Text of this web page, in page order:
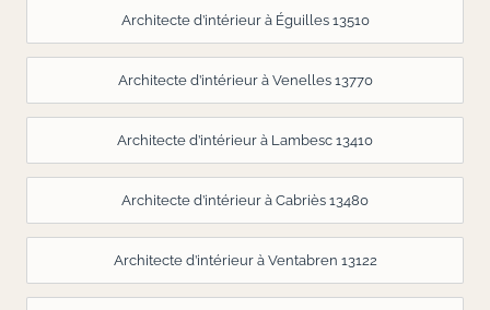
Architecte d’intérieur à Éguilles 13510
Architecte d’intérieur à Venelles 13770
Architecte d’intérieur à Lambesc 13410
Architecte d’intérieur à Cabriès 13480
Architecte d’intérieur à Ventabren 13122